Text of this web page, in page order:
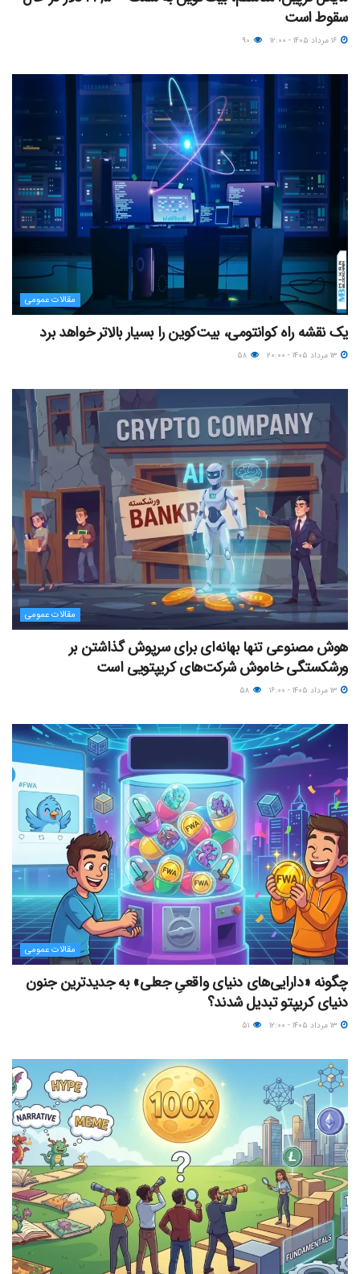
سقوط است
مقالات عمومی
یک نقشه راه کوانتومی، بیت‌کوین را بسیار بالاتر خواهد برد
مقالات عمومی
هوش مصنوعی تنها بهانه‌ای برای سرپوش گذاشتن بر
ورشکستگی خاموش شرکت‌های کریپتویی است
مقالات عمومی
چگونه «دارایی‌های دنیای واقعیِ جعلی» به جدیدترین جنون
دنیای کریپتو تبدیل شدند؟